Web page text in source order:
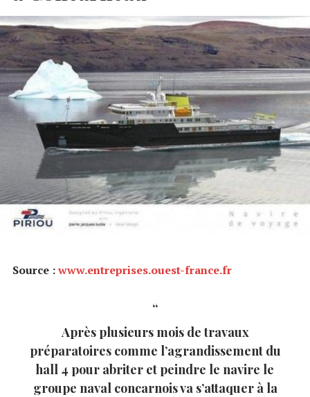
Source :www.entreprises.ouest-france.fr
Après plusieurs mois de travaux
préparatoires comme l’agrandissement du
hall 4 pour abriter et peindre le navire le
groupe naval concarnois va s’attaquer à la